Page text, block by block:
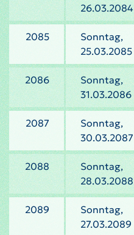
26.03.2084
2085
Sonntag,
25.03.2085
2086
Sonntag,
31.03.2086
2087
Sonntag,
30.03.2087
2088
Sonntag,
28.03.2088
2089
Sonntag,
27.03.2089